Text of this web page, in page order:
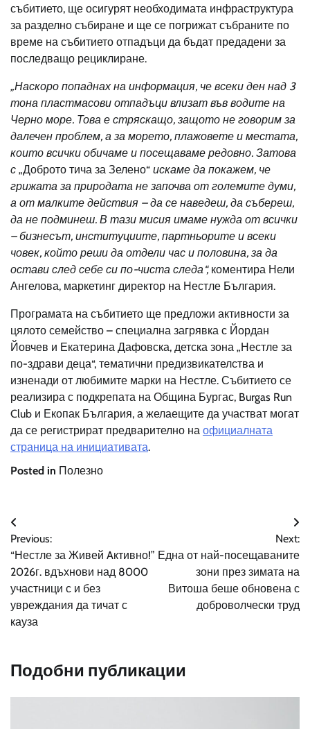
събитието, ще осигурят необходимата инфраструктура
за разделно събиране и ще се погрижат събраните по
време на събитието отпадъци да бъдат предадени за
последващо рециклиране.
„Наскоро попаднах на информация, че всеки ден над 3
тона пластмасови отпадъци влизат във водите на
Черно море. Това е стряскащо, защото не говорим за
далечен проблем, а за морето, плажовете и местата,
които всички обичаме и посещаваме редовно. Затова
с „Доброто тича за Зелено“ искаме да покажем, че
грижата за природата не започва от големите думи,
а от малките действия – да се наведеш, да събереш,
да не подминеш. В тази мисия имаме нужда от всички
– бизнесът, институциите, партньорите и всеки
човек, който реши да отдели час и половина, за да
остави след себе си по-чиста следа“,коментира Нели
Ангелова, маркетинг директор на Нестле България.
Програмата на събитието ще предложи активности за
цялото семейство – специална загрявка с Йордан
Йовчев и Екатерина Дафовска, детска зона „Нестле за
по-здрави деца“, тематични предизвикателства и
изненади от любимите марки на Нестле. Събитието се
реализира с подкрепата на Община Бургас, Burgas Run
Club и Екопак България, а желаещите да участват могат
да се регистрират предварително на официалната
страница на инициативата.
Posted in Полезно
Навигация
Previous:
“Нестле за Живей Aктивно!”
2026г. вдъхнови над 8000
участници с и без
увреждания да тичат с
кауза
Next:
Една от най-посещаваните
зони през зимата на
Витоша беше обновена с
доброволчески труд
Подобни публикации